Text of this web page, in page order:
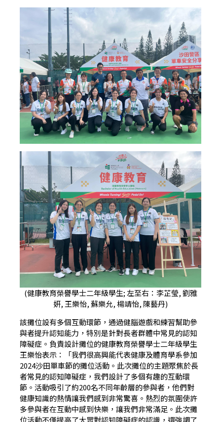
(健康教育榮譽學士二年級學生; 左至右：李芷瑩, 劉雅
妍, 王樂怡, 蘇樂允, 楊靖怡, 陳藝丹)
該攤位設有多個互動環節，通過健腦遊戲和練習幫助參
與者提升認知能力，特別是針對長者群體中常見的認知
障礙症。負責設計攤位的健康教育榮譽學士二年級學生
王樂怡表示：「我們很高興能代表健康及體育學系參加
2024沙田單車節的攤位活動。此次攤位的主題聚焦於長
者常見的認知障礙症，我們設計了多個有趣的互動環
節。活動吸引了約200名不同年齡層的參與者，他們對
健康知識的熱情讓我們感到非常驚喜。熱烈的氛圍使許
多參與者在互動中感到快樂，讓我們非常滿足。此次攤
位活動不僅提高了大眾對認知障礙症的認識，還強調了